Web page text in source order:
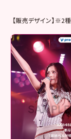
【販売デザイン】※2種